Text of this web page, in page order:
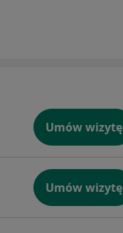
Umów wizytę
Umów wizytę